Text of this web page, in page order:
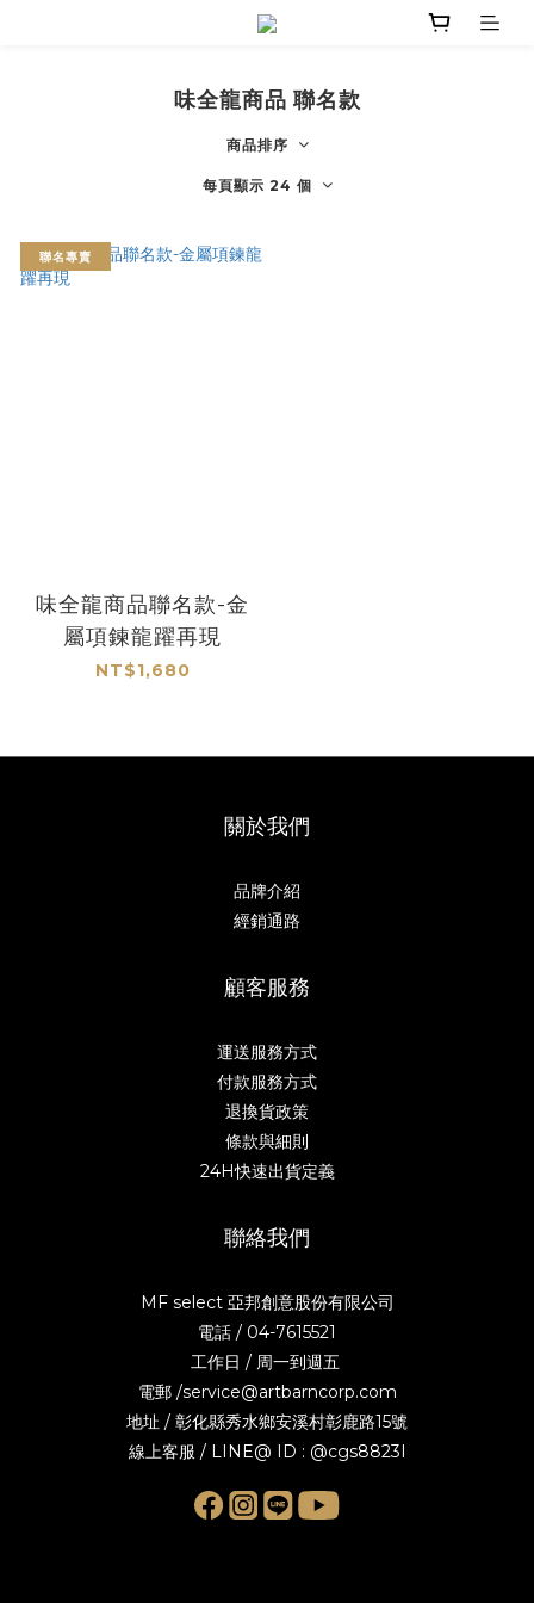
味全龍商品 聯名款
商品排序
每頁顯示 24 個
聯名專賣
味全龍商品聯名款-金
屬項鍊龍躍再現
NT$1,680
關於我們
品牌介紹
經銷通路
顧客服務
運送服務方式
付款服務方式
退換貨政策
條款與細則
24H快速出貨定義
聯絡我們
MF select 亞邦創意股份有限公司
電話 / 04-7615521
工作日 / 周一到週五
電郵 /service@artbarncorp.com
地址 / 彰化縣秀水鄉安溪村彰鹿路15號
線上客服 / LINE@ ID : @cgs8823I